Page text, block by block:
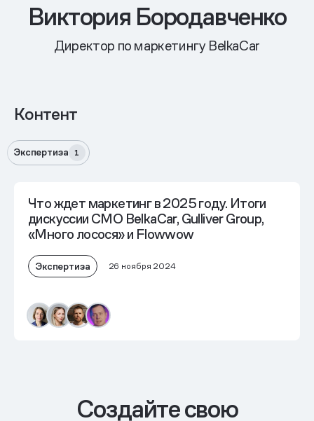
Виктория Бородавченко
Директор по маркетингу BelkaCar
Контент
Экспертиза 1
Что ждет маркетинг в 2025 году. Итоги
дискуссии СМО BelkaCar, Gulliver Group,
«Много лосося» и Flowwow
Экспертиза 26 ноября 2024
Cоздайте свою